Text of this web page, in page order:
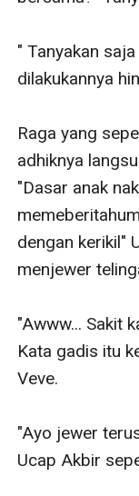
" Tanyakan
dilakukannya
Raga yang
adhiknya
"Dasar anak
dengan kerikil"
menjewer
"Awww... Sakit
Kata gadis itu
Veve.
"Ayo jewer
Ucap Akbir